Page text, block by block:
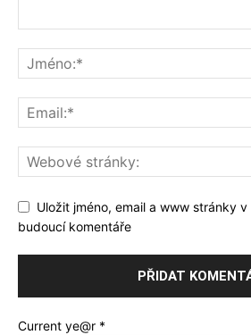
Uložit jméno, email a www stránky
budoucí komentáře
Current ye@r *